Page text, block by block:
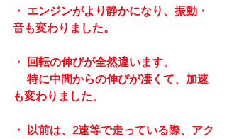
・ エンジンがより静かになり、振動・
音も変わりました。
・ 回転の伸びが全然違います。
特に中間からの伸びが凄くて、加速
も変わりました。
・ 以前は、2速等で走っている際、アク